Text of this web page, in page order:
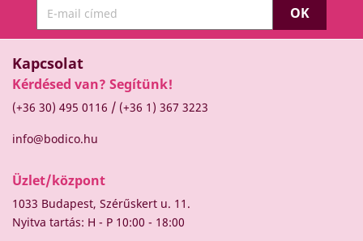
Kapcsolat
Kérdésed van? Segítünk!
(+36 30) 495 0116 / (+36 1) 367 3223
info@bodico.hu
Üzlet/központ
1033 Budapest, Szérűskert u. 11.
Nyitva tartás: H - P 10:00 - 18:00